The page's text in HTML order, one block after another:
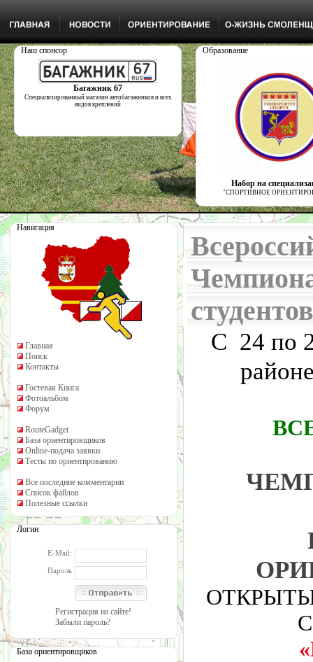
Наш спонсор
Багажник 67
Специализированный магазин автобагажников и всех
видов креплений
Образование
Набор на
"СПОРТИВНОЕ
Навигация
Главная
Поиск
Контакты
Гостевая Книга
Фотоальбом
Форум
RouteGadget
База ориентировщиков
Online-подача заявки
Тесты по ориентированию
Все последние комментарии
Список файлов
Полезные ссылки
Логин
E-Mail:
Пароль
Регистрация на сайте!
Забыли пароль?
База ориентировщиков
студентов
С 24 по